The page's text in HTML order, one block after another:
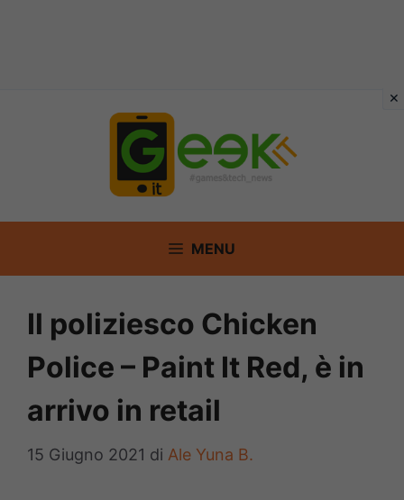
MENU
Il poliziesco Chicken
Police – Paint It Red, è in
arrivo in retail
15 Giugno 2021 di Ale Yuna B.